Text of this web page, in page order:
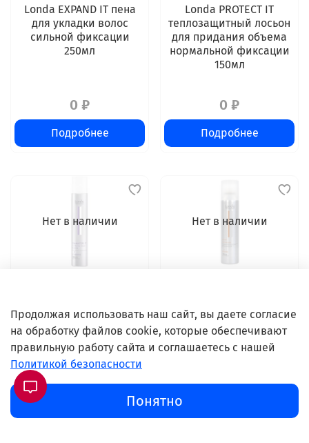
Londa EXPAND IT пена
для укладки волос
сильной фиксации
250мл
0 ₽
Подробнее
Londa PROTECT IT
теплозащитный лосьон
для придания объема
нормальной фиксации
150мл
0 ₽
Подробнее
Нет в наличии
для укладки волос
экстрасильной
фиксации 500мл
0 ₽
Нет в наличии
создания прикорневого
объема сильной
фиксации 250 мл
0 ₽
Продолжая использовать наш сайт, вы даете согласие
на обработку файлов cookie, которые обеспечивают
правильную работу сайта и соглашаетесь с нашей
Политикой безопасности
Понятно